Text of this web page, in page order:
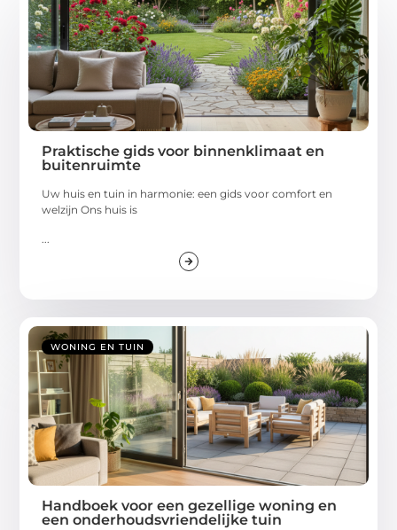
Praktische gids voor binnenklimaat en
buitenruimte
Uw huis en tuin in harmonie: een gids voor comfort en
welzijn Ons huis is
WONING EN TUIN
Handboek voor een gezellige woning en
een onderhoudsvriendelijke tuin